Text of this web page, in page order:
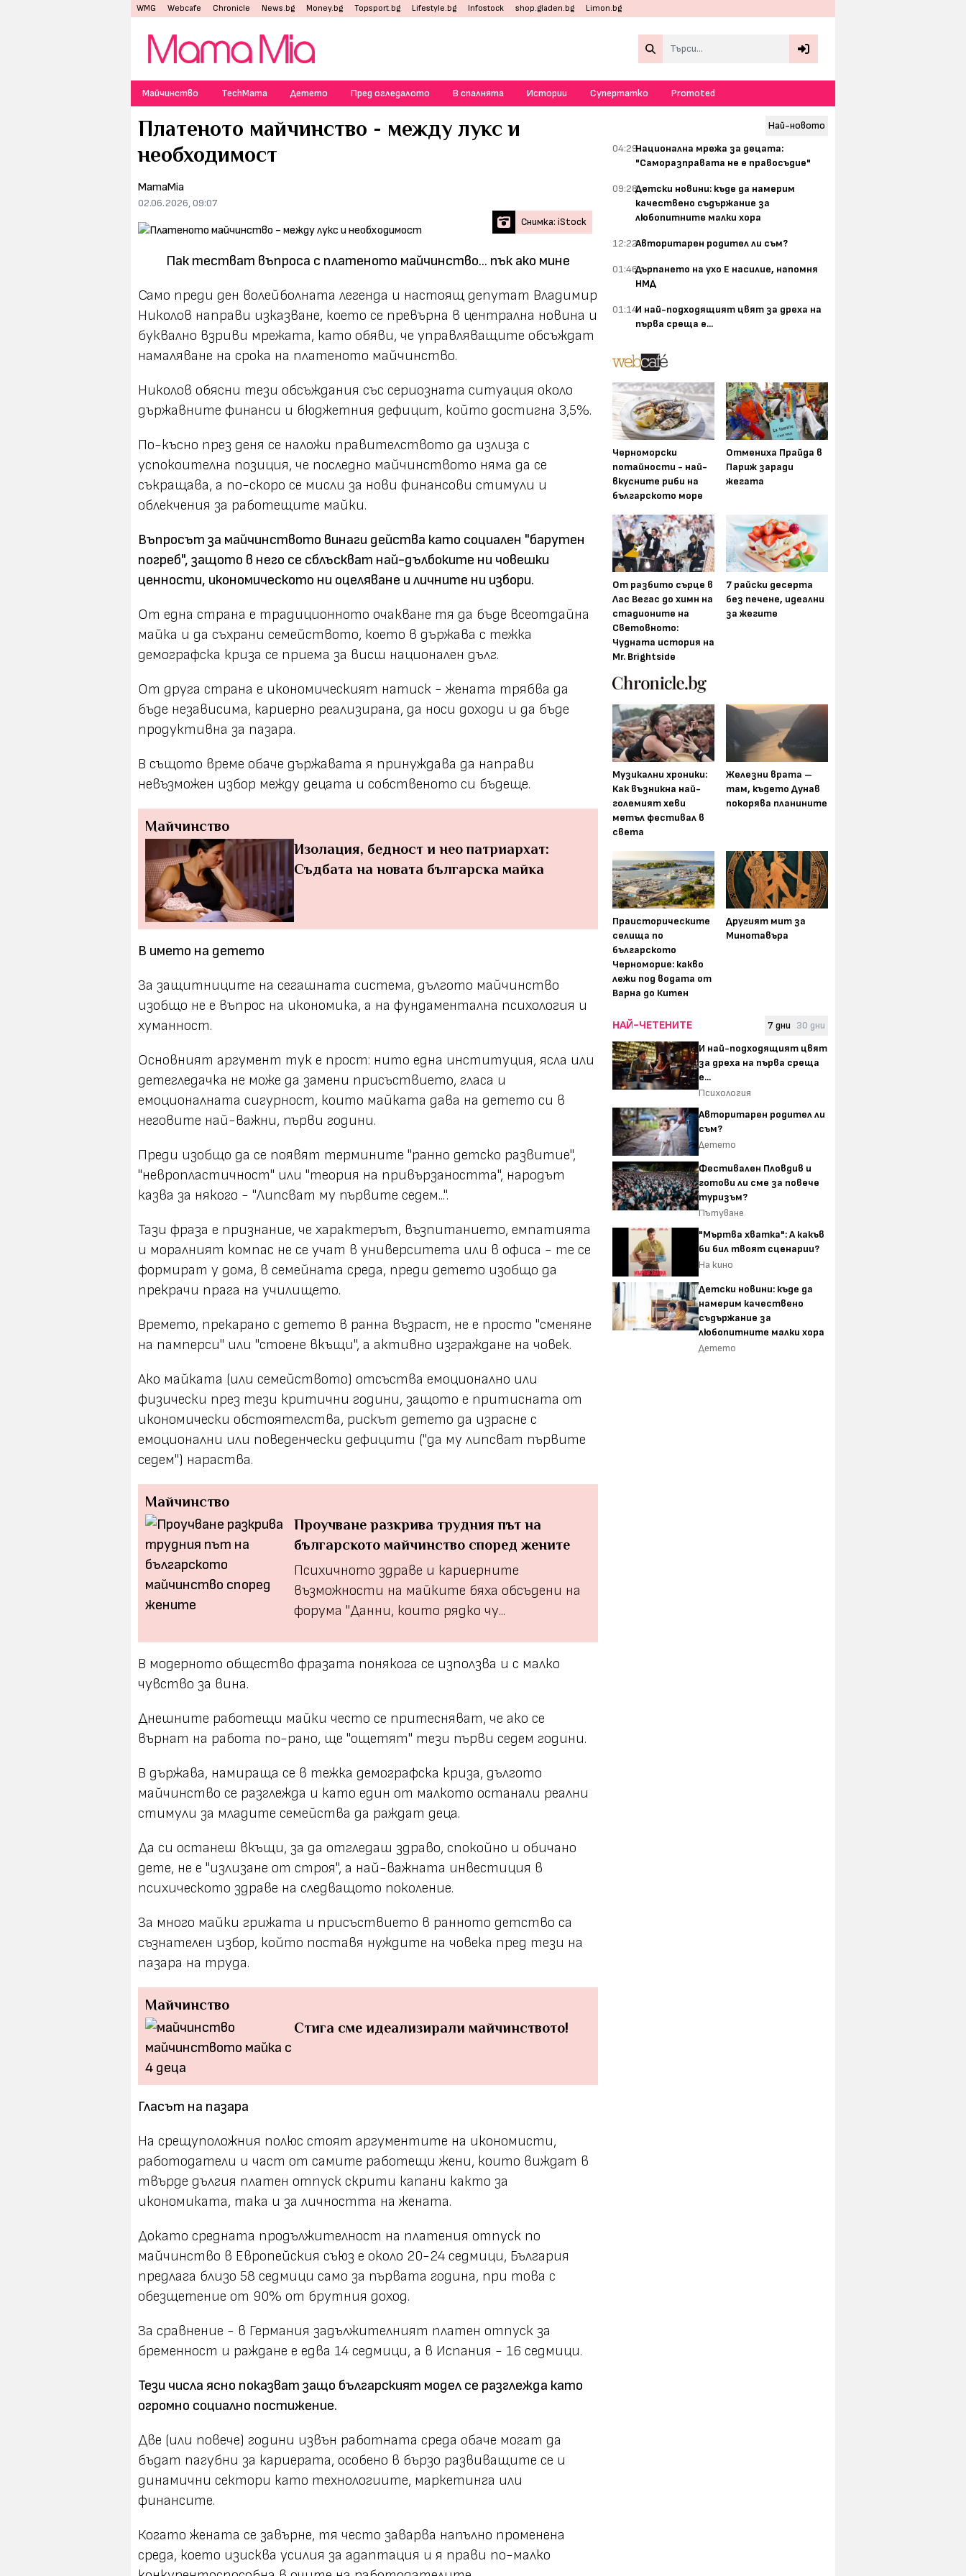
WMG Webcafe Chronicle News.bg Money.bg Topsport.bg Lifestyle.bg Infostock shop.gladen.bg Limon.bg
Майчинство TechMama Детето Пред огледалото В спалнята Истории Супертатко Promoted
Платеното майчинство - между лукс и
необходимост
MamaMia
02.06.2026, 09:07
Снимка: iStock
Пак тестват въпроса с платеното майчинство... пък ако мине
Само преди ден волейболната легенда и настоящ депутат Владимир
Николов направи изказване, което се превърна в централна новина и
буквално взриви мрежата, като обяви, че управляващите обсъждат
намаляване на срока на платеното майчинство.
Николов обясни тези обсъждания със сериозната ситуация около
държавните финанси и бюджетния дефицит, който достигна 3,5%.
По-късно през деня се наложи правителството да излиза с
успокоителна позиция, че последно майчинството няма да се
съкращава, а по-скоро се мисли за нови финансови стимули и
облекчения за работещите майки.
Въпросът за майчинството винаги действа като социален "барутен
погреб", защото в него се сблъскват най-дълбоките ни човешки
ценности, икономическото ни оцеляване и личните ни избори.
От една страна е традиционното очакване тя да бъде всеотдайна
майка и да съхрани семейството, което в държава с тежка
демографска криза се приема за висш национален дълг.
От друга страна е икономическият натиск - жената трябва да
бъде независима, кариерно реализирана, да носи доходи и да бъде
продуктивна за пазара.
В същото време обаче държавата я принуждава да направи
невъзможен избор между децата и собственото си бъдеще.
Майчинство
Изолация, бедност и нео патриархат:
Съдбата на новата българска майка
В името на детето
За защитниците на сегашната система, дългото майчинство
изобщо не е въпрос на икономика, а на фундаментална психология и
хуманност.
Основният аргумент тук е прост: нито една институция, ясла или
детегледачка не може да замени присъствието, гласа и
емоционалната сигурност, които майката дава на детето си в
неговите най-важни, първи години.
Преди изобщо да се появят термините "ранно детско развитие",
"невропластичност" или "теория на привързаността", народът
казва за някого - "Липсват му първите седем...".
Тази фраза е признание, че характерът, възпитанието, емпатията
и моралният компас не се учат в университета или в офиса - те се
формират у дома, в семейната среда, преди детето изобщо да
прекрачи прага на училището.
Времето, прекарано с детето в ранна възраст, не е просто "сменяне
на памперси" или "стоене вкъщи", а активно изграждане на човек.
Ако майката (или семейството) отсъства емоционално или
физически през тези критични години, защото е притисната от
икономически обстоятелства, рискът детето да израсне с
емоционални или поведенчески дефицити ("да му липсват първите
седем") нараства.
Майчинство
Проучване разкрива трудния път на
българското майчинство според жените
Психичното здраве и кариерните
възможности на майките бяха обсъдени на
форума "Данни, които рядко чу...
В модерното общество фразата понякога се използва и с малко
чувство за вина.
Днешните работещи майки често се притесняват, че ако се
върнат на работа по-рано, ще "ощетят" тези първи седем години.
В държава, намираща се в тежка демографска криза, дългото
майчинство се разглежда и като един от малкото останали реални
стимули за младите семейства да раждат деца.
Да си останеш вкъщи, за да отгледаш здраво, спокойно и обичано
дете, не е "излизане от строя", а най-важната инвестиция в
психическото здраве на следващото поколение.
За много майки грижата и присъствието в ранното детство са
съзнателен избор, който поставя нуждите на човека пред тези на
пазара на труда.
Майчинство
Стига сме идеализирали майчинството!
Гласът на пазара
На срещуположния полюс стоят аргументите на икономисти,
работодатели и част от самите работещи жени, които виждат в
твърде дългия платен отпуск скрити капани както за
икономиката, така и за личността на жената.
Докато средната продължителност на платения отпуск по
майчинство в Европейския съюз е около 20-24 седмици, България
предлага близо 58 седмици само за първата година, при това с
обезщетение от 90% от брутния доход.
За сравнение - в Германия задължителният платен отпуск за
бременност и раждане е едва 14 седмици, а в Испания - 16 седмици.
Тези числа ясно показват защо българският модел се разглежда като
огромно социално постижение.
Две (или повече) години извън работната среда обаче могат да
бъдат пагубни за кариерата, особено в бързо развиващите се и
динамични сектори като технологиите, маркетинга или
финансите.
Когато жената се завърне, тя често заварва напълно променена
среда, което изисква усилия за адаптация и я прави по-малко
Най-новото
04:29Национална мрежа за децата:
"Саморазправата не е правосъдие"
09:28Детски новини: къде да намерим
качествено съдържание за
любопитните малки хора
12:22Авторитарен родител ли съм?
01:46Дърпането на ухо Е насилие, напомня
НМД
01:14И най-подходящият цвят за дреха на
първа среща е...
Черноморски
потайности - най-
вкусните риби на
българското море
Отмениха Прайда в
Париж заради
жегата
От разбито сърце в
Лас Вегас до химн на
стадионите на
Световното:
Чудната история на
Mr. Brightside
7 райски десерта
без печене, идеални
за жегите
Музикални хроники:
Как възникна най-
големият хеви
метъл фестивал в
света
Железни врата –
там, където Дунав
покорява планините
Праисторическите
селища по
българското
Черноморие: какво
лежи под водата от
Варна до Китен
Другият мит за
Минотавъра
НАЙ-ЧЕТЕНИТЕ 7 дни 30 дни
И най-подходящият цвят
за дреха на първа среща
е...
Психология
Авторитарен родител ли
съм?
Детето
Фестивален Пловдив и
готови ли сме за повече
туризъм?
Пътуване
"Мъртва хватка": А какъв
би бил твоят сценарии?
На кино
Детски новини: къде да
намерим качествено
съдържание за
любопитните малки хора
Детето